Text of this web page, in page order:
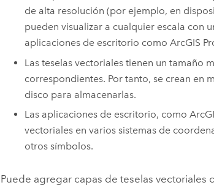
de alta resolución (por ejemplo, en
pueden visualizar a cualquier escala con
aplicaciones de escritorio como ArcGIS
Las teselas vectoriales tienen un tamaño
correspondientes. Por tanto, se crean en
disco para almacenarlas.
Las aplicaciones de escritorio, como
vectoriales en varios sistemas de
otros símbolos.
Puede agregar capas de teselas vectoriales